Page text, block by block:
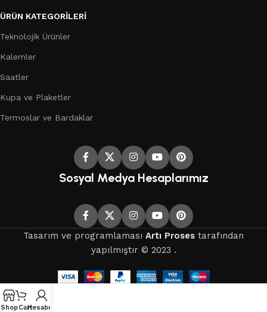
ÜRÜN KATEGORILERI
Teknolojik Ürünler
Kalemler
Saatler
Kupa ve Plaketler
Termoslar ve Bardaklar
Sosyal Medya Hesaplarımız
Tasarım ve programlaması Artı Proses tarafından
yapılmıştır © 2023 .
ShopCartHesabım